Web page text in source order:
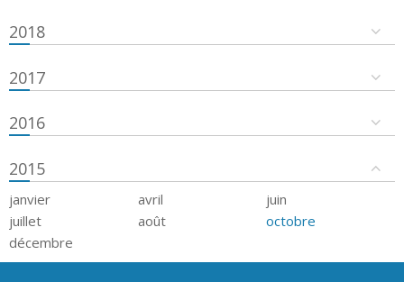
2018
2017
2016
2015
janvier avril
juin
juillet
août
octobre
décembre